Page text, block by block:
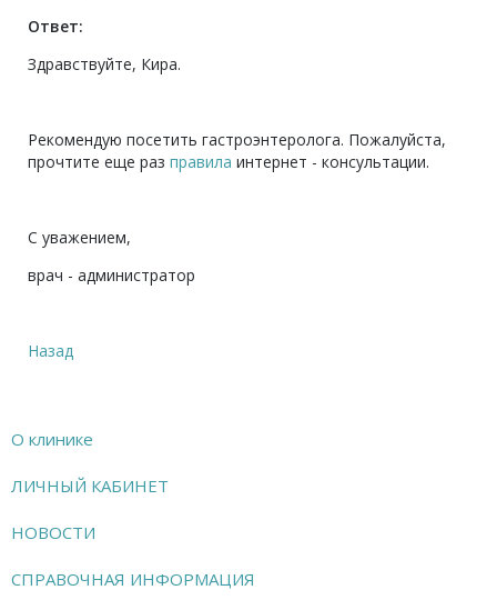
Ответ:
Здравствуйте, Кира.
Рекомендую посетить гастроэнтеролога. Пожалуйста,
прочтите еще раз правила интернет - консультации.
С уважением,
врач - администратор
Назад
О клинике
ЛИЧНЫЙ КАБИНЕТ
НОВОСТИ
СПРАВОЧНАЯ ИНФОРМАЦИЯ